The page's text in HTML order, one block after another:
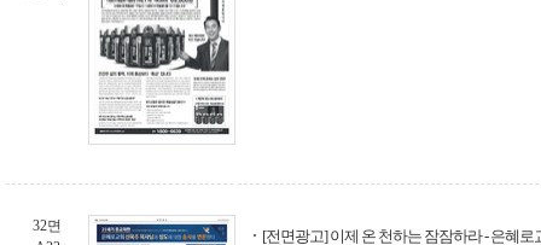
32면
[전면광고] 이제 온 천하는 잠잠하라 - 은혜로